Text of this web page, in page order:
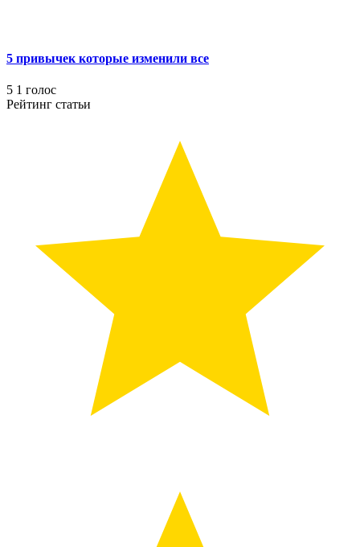
5 привычек которые изменили все
5 1 голос
Рейтинг статьи